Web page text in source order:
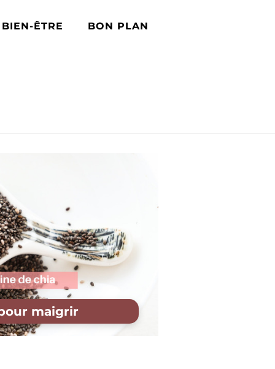
BIEN-ÊTRE BON PLAN
maigrir